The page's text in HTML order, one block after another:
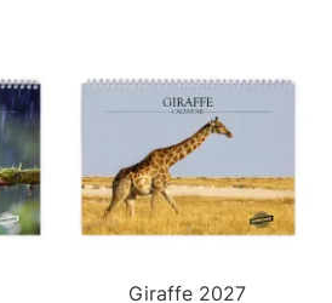
Giraffe 2027